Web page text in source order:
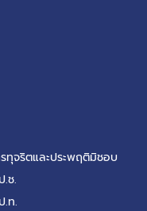
ทุจริตและประพฤติมิชอบ
.ช.
.ท.